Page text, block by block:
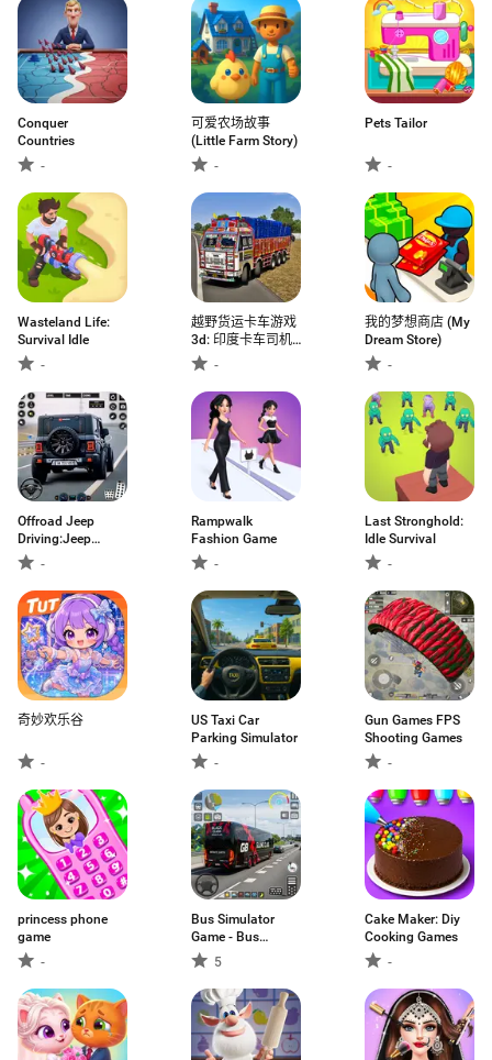
Conquer
Countries
-
可爱农场故事
(Little Farm Story)
-
Pets Tailor
-
Wasteland Life:
Survival Idle
-
越野货运卡车游戏
3d: 印度卡车司机
模拟器
-
我的梦想商店 (My
Dream Store)
-
Offroad Jeep
Driving:Jeep
Game-
Rampwalk
Fashion Game
-
Last Stronghold:
Idle Survival
-
奇妙欢乐谷
-
US Taxi Car
Parking Simulator
-
Gun Games FPS
Shooting Games
-
princess phone
game
-
Bus Simulator
Game - Bus
Games
5
Cake Maker: Diy
Cooking Games
-